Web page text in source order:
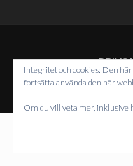
DRIVS
TEMA:
Integritet och cookies: Den
fortsätta använda den här
Om du vill veta mer, inklusive